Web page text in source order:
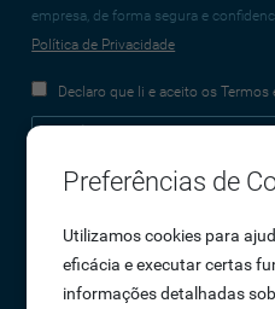
empresa, de forma segura e
Política de Privacidade
Declaro que li e aceito os Termos
Empresa
Sobre Nós
Oportunidades de Emprego
Preferências de
Utilizamos cookies para
eficácia e executar certas
informações detalhadas